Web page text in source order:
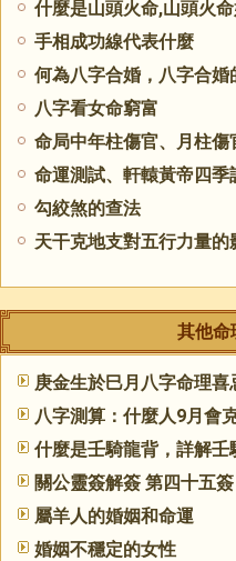
什麼是山頭火命,山頭火
手相成功線代表什麼
何為八字合婚，八字合婚
八字看女命窮富
命運測試、軒轅黃帝四季
勾絞煞的查法
天干克地支對五行力量的
其他命
庚金生於巳月八字命理喜
八字測算：什麼人9月會
什麼是壬騎龍背，詳解壬
關公靈簽解簽 第四十五
屬羊人的婚姻和命運
婚姻不穩定的女性